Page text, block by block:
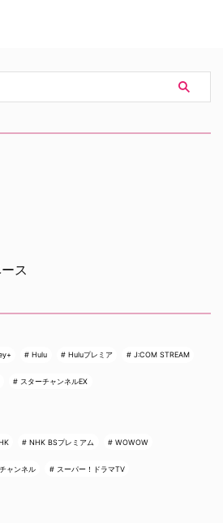
ス
Hulu Huluプレミア J:COM STREAM
スターチャンネルEX
NHK BSプレミアム WOWOW
ャンネル スーパー！ドラマTV